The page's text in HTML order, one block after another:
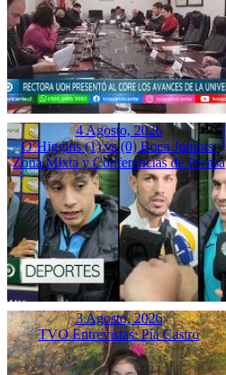
4 Agosto, 2026
O’Higgins (1) vs (0) Boca Juniors:
Zona Mixta y Conferencias de Prensa
3 Agosto, 2026
TVO Entrevistas: Pía Castro